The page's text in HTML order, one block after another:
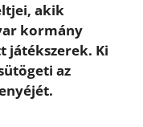
akik
kormány
játékszerek. Ki
az